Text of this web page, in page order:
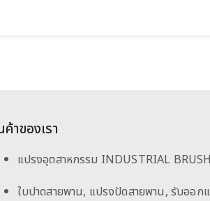
าของเรา
แปรงอุตสาหกรรม INDUSTRIAL
ใบปาดสายพาน, แปรงปัดสายพาน, รับออก